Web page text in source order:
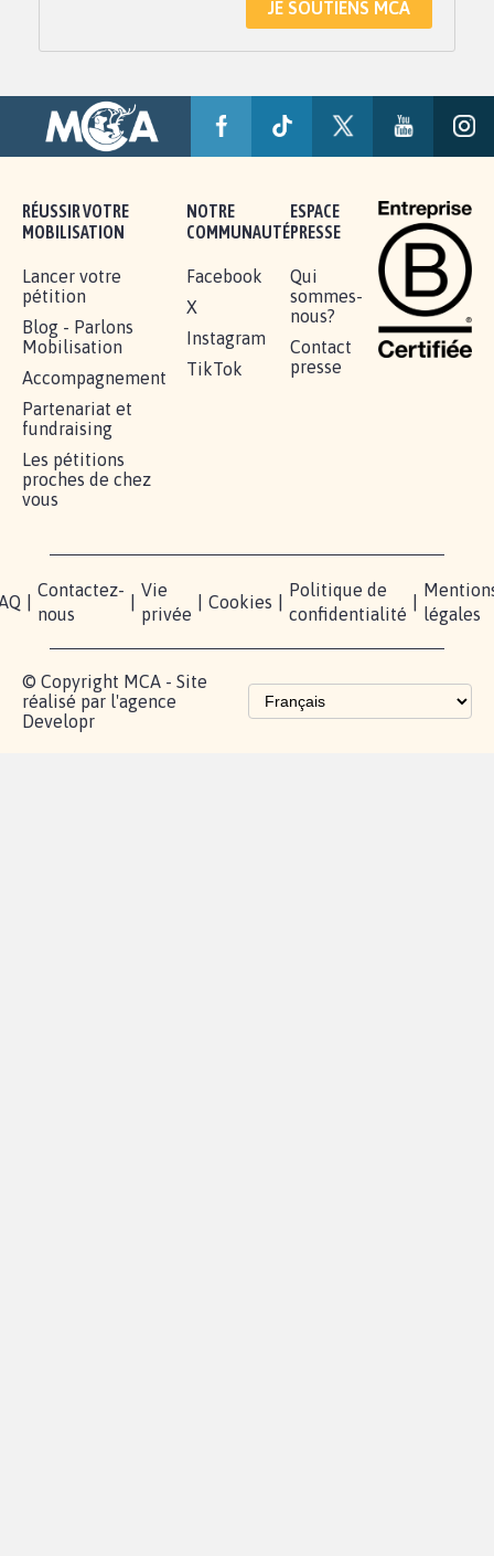
JE SOUTIENS MCA
RÉUSSIR VOTRE
MOBILISATION
Lancer votre
pétition
Blog - Parlons
Mobilisation
Accompagnement
Partenariat et
fundraising
Les pétitions
proches de chez
vous
NOTRE
COMMUNAUTÉ
Facebook
X
Instagram
TikTok
ESPACE
PRESSE
Qui
sommes-
nous?
Contact
presse
Contactez-
nous
Vie
privée
Cookies
Politique de
confidentialité
légales
© Copyright MCA - Site
réalisé par l'agence
Developr